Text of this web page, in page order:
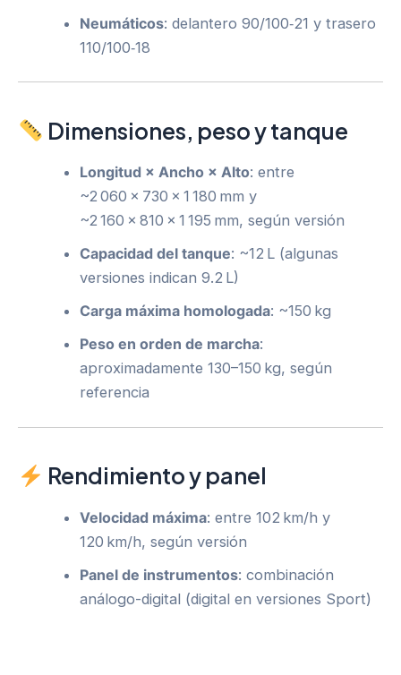
Neumáticos: delantero 90/100‑21 y trasero
110/100‑18
Dimensiones, peso y tanque
Longitud × Ancho × Alto: entre
~2 060 × 730 × 1 180 mm y
~2 160 × 810 × 1 195 mm, según versión
Capacidad del tanque: ~12 L (algunas
versiones indican 9.2 L)
Carga máxima homologada: ~150 kg
Peso en orden de marcha:
aproximadamente 130–150 kg, según
referencia
Rendimiento y panel
Velocidad máxima: entre 102 km/h y
120 km/h, según versión
Panel de instrumentos: combinación
análogo-digital (digital en versiones Sport)